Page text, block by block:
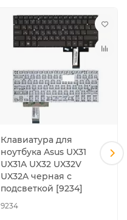
Клавиатура для
ноутбука Asus UX31
UX31A UX32 UX32V
UX32A черная с
подсветкой [9234]
9234